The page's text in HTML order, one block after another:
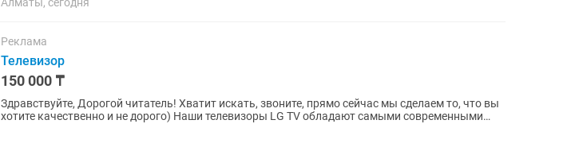
Реклама
Телевизор
150 000 ₸
Здравствуйте, Дорогой читатель! Хватит искать, звоните, прямо сейчас мы сделаем то, что вы
хотите качественно и не дорого) Наши телевизоры LG TV обладают самыми современными